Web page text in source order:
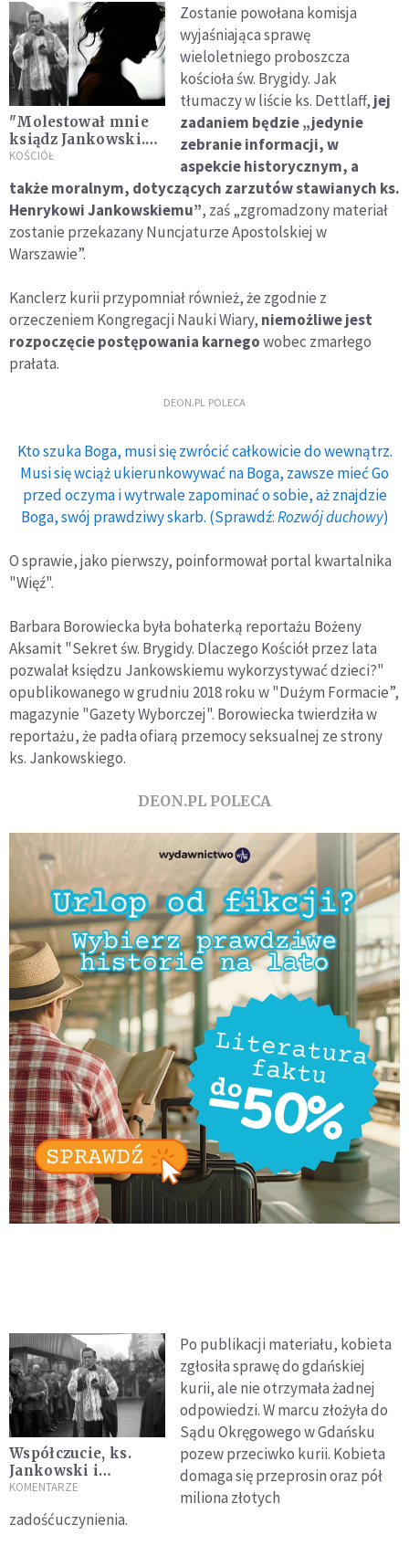
"Molestował mnie
ksiądz Jankowski.
Wierzę w Boga, chcę
pedofilię w
Kościele"
KOŚCIÓŁ
Zostanie powołana komisja
wyjaśniająca sprawę
wieloletniego proboszcza
kościoła św. Brygidy. Jak
tłumaczy w liście ks. Dettlaff, jej
zadaniem będzie „jedynie
zebranie informacji, w
aspekcie historycznym, a
także moralnym, dotyczących zarzutów stawianych ks.
Henrykowi Jankowskiemu”, zaś „zgromadzony materiał
zostanie przekazany Nuncjaturze Apostolskiej w
Warszawie”.
Kanclerz kurii przypomniał również, że zgodnie z
orzeczeniem Kongregacji Nauki Wiary, niemożliwe jest
rozpoczęcie postępowania karnegowobec zmarłego
prałata.
DEON.PL POLECA
Kto szuka Boga, musi się zwrócić całkowicie do wewnątrz.
Musi się wciąż ukierunkowywać na Boga, zawsze mieć Go
przed oczyma i wytrwale zapominać o sobie, aż znajdzie
Boga, swój prawdziwy skarb. (Sprawdź:Rozwój duchowy)
O sprawie, jako pierwszy, poinformował portal kwartalnika
"Więź".
Barbara Borowiecka była bohaterką reportażu Bożeny
Aksamit "Sekret św. Brygidy. Dlaczego Kościół przez lata
pozwalał księdzu Jankowskiemu wykorzystywać dzieci?"
opublikowanego w grudniu 2018 roku w "Dużym Formacie”,
magazynie "Gazety Wyborczej". Borowiecka twierdziła w
reportażu, że padła ofiarą przemocy seksualnej ze strony
ks. Jankowskiego.
DEON.PL POLECA
Współczucie, ks.
Jankowski i
kościelne przepisy
KOMENTARZE
Po publikacji materiału, kobieta
zgłosiła sprawę do gdańskiej
kurii, ale nie otrzymała żadnej
odpowiedzi. W marcu złożyła do
Sądu Okręgowego w Gdańsku
pozew przeciwko kurii. Kobieta
domaga się przeprosin oraz pół
miliona złotych
zadośćuczynienia.